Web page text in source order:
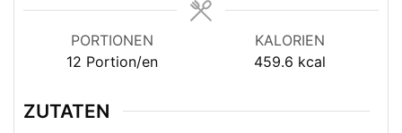
PORTIONEN
12 Portion/en
KALORIEN
459.6 kcal
ZUTATEN